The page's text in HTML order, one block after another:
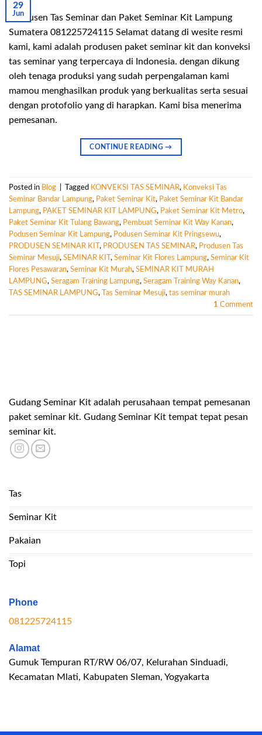
29
Jun
Produsen Tas Seminar dan Paket Seminar Kit Lampung
Sumatera 081225724115 Selamat datang di wesite resmi
kami, kami adalah produsen paket seminar kit dan konveksi
tas seminar yang terpercaya di Indonesia. dengan dikung
oleh tenaga produksi yang sudah perpengalaman kami
mamou menghasilkan produk yang berkualitas serta sesuai
dengan protofolio yang di harapkan. Kami bisa menerima
pemesanan.
CONTINUE READING→
Posted in Blog Tagged KONVEKSI TAS SEMINAR, Konveksi Tas
Seminar Bandar Lampung, Paket Seminar Kit, Paket Seminar Kit Bandar
Lampung, PAKET SEMINAR KIT LAMPUNG, Paket Seminar Kit Metro,
Paket Seminar Kit Tulang Bawang, Pembuat Seminar Kit Way Kanan,
Podusen Seminar Kit Lampung, Podusen Seminar Kit Pringsewu,
PRODUSEN SEMINAR KIT , PRODUSEN TAS SEMINAR, Produsen Tas
Seminar Mesuji, SEMINAR KIT , Seminar Kit Flores Lampung, Seminar Kit
Flores Pesawaran, Seminar Kit Murah, SEMINAR KIT MURAH
LAMPUNG, Seragam Training Lampung, Seragam Training Way Kanan,
TAS SEMINAR LAMPUNG, Tas Seminar Mesuji, tas seminar murah
1 Comment
Gudang Seminar Kit adalah perusahaan tempat pemesanan
paket seminar kit. Gudang Seminar Kit tempat tepat pesan
seminar kit.
Tas
Seminar Kit
Pakaian
Topi
Phone
081225724115
Alamat
Gumuk Tempuran RT/RW 06/07, Kelurahan Sinduadi,
Kecamatan Mlati, Kabupaten Sleman, Yogyakarta